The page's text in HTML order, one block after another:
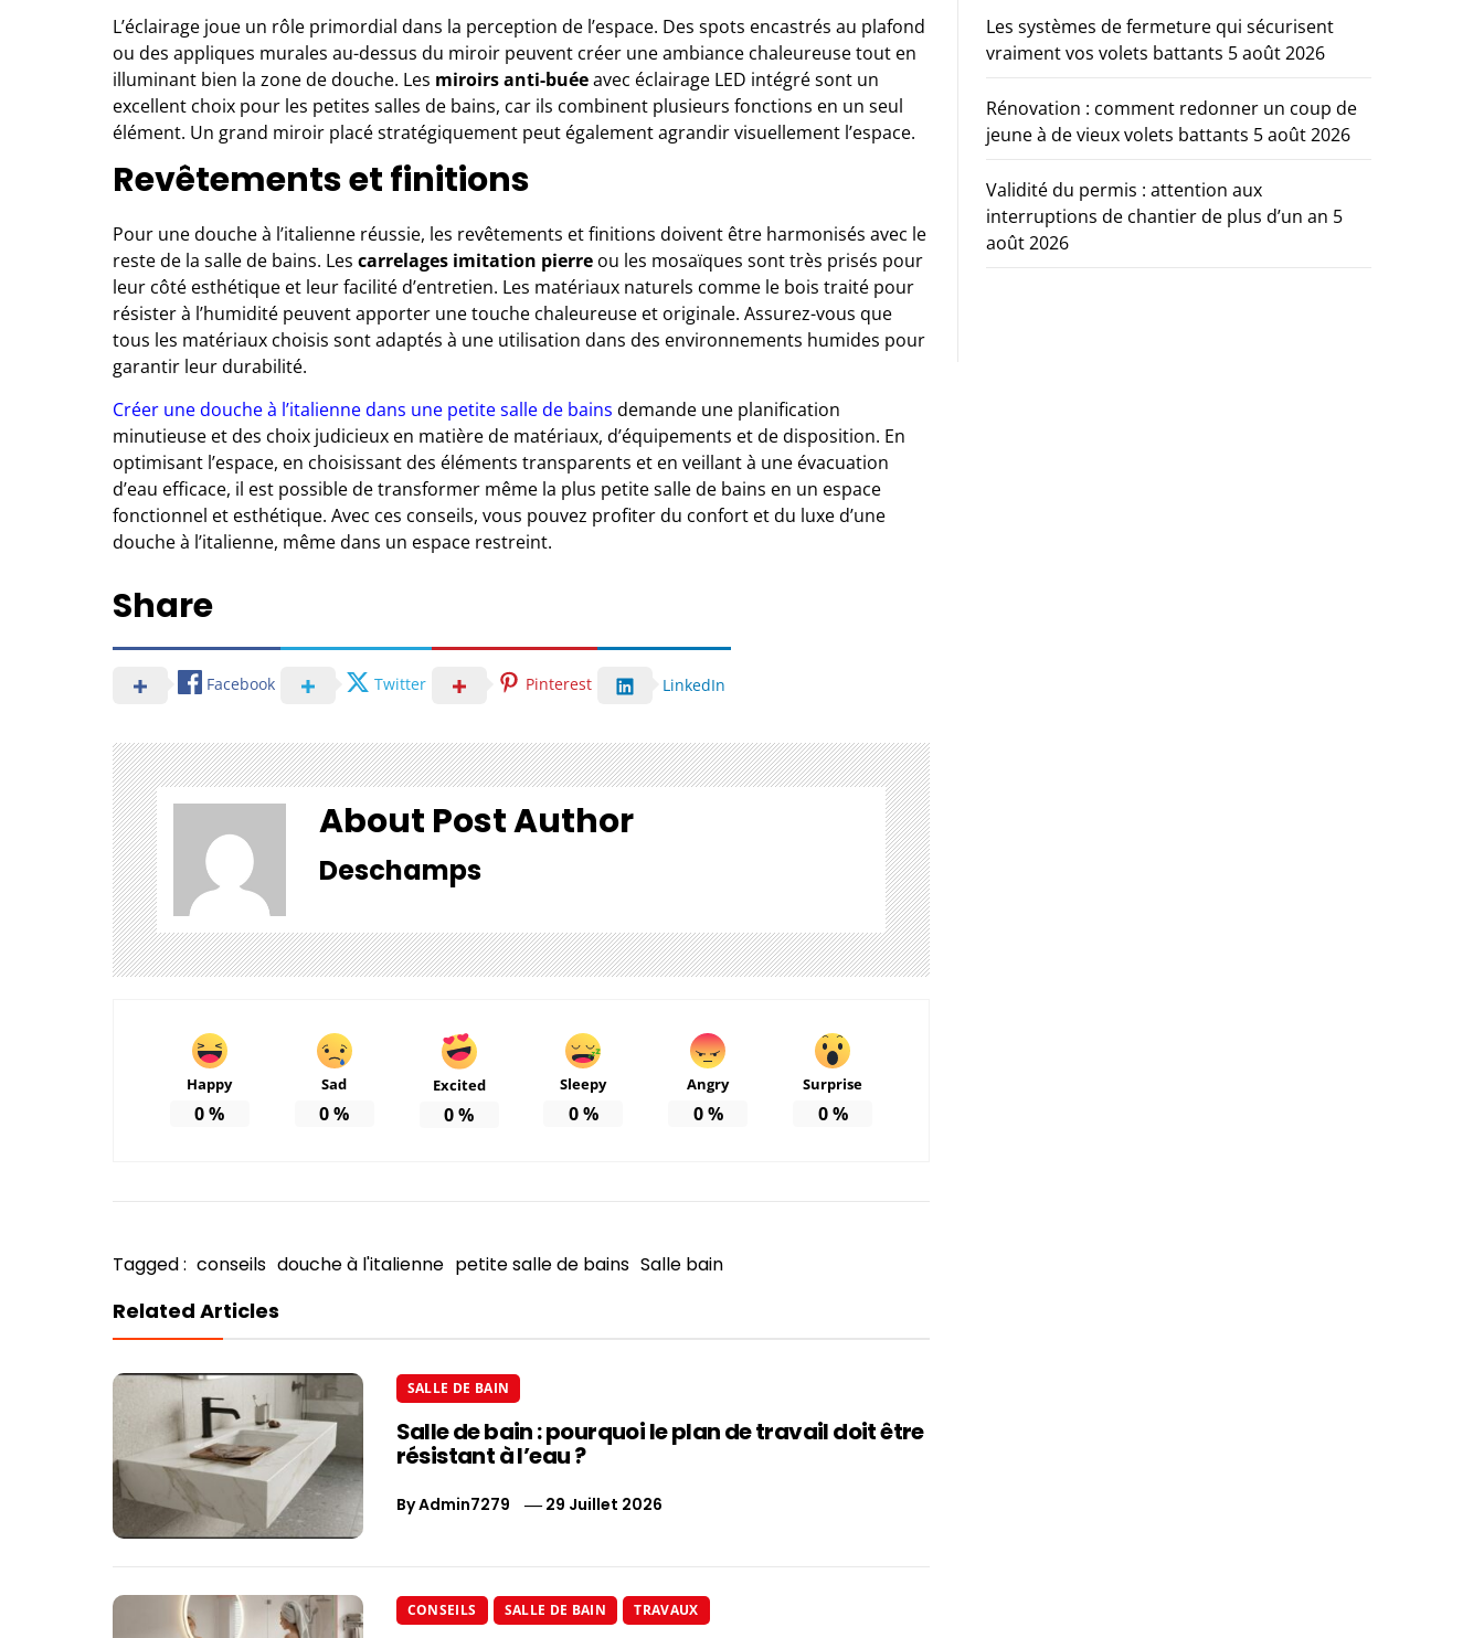
L’éclairage joue un rôle primordial dans la perception de l’espace. Des spots encastrés au plafond
ou des appliques murales au-dessus du miroir peuvent créer une ambiance chaleureuse tout en
illuminant bien la zone de douche. Les miroirs anti-buéeavec éclairage LED intégré sont un
excellent choix pour les petites salles de bains, car ils combinent plusieurs fonctions en un seul
élément. Un grand miroir placé stratégiquement peut également agrandir visuellement l’espace.
Revêtements et finitions
Pour une douche à l’italienne réussie, les revêtements et finitions doivent être harmonisés avec le
reste de la salle de bains. Les carrelages imitation pierre ou les mosaïques sont très prisés pour
leur côté esthétique et leur facilité d’entretien. Les matériaux naturels comme le bois traité pour
résister à l’humidité peuvent apporter une touche chaleureuse et originale. Assurez-vous que
tous les matériaux choisis sont adaptés à une utilisation dans des environnements humides pour
garantir leur durabilité.
Créer une douche à l’italienne dans une petite salle de bains demande une planification
minutieuse et des choix judicieux en matière de matériaux, d’équipements et de disposition. En
optimisant l’espace, en choisissant des éléments transparents et en veillant à une évacuation
d’eau efficace, il est possible de transformer même la plus petite salle de bains en un espace
fonctionnel et esthétique. Avec ces conseils, vous pouvez profiter du confort et du luxe d’une
douche à l’italienne, même dans un espace restreint.
Share
Facebook Twitter Pinterest LinkedIn
About Post Author
Deschamps
Happy
0%
Sad
0%
Excited
0%
Sleepy
0%
Angry
0%
Surprise
0%
Tagged : conseils douche à l'italienne petite salle de bains Salle bain
Related Articles
SALLE DE BAIN
Salle de bain : pourquoi le plan de travail doit être
résistant à l’eau ?
ByAdmin7279 29 Juillet 2026
CONSEILS SALLE DE BAIN TRAVAUX
Les systèmes de fermeture qui sécurisent
vraiment vos volets battants 5 août 2026
Rénovation : comment redonner un coup de
jeune à de vieux volets battants 5 août 2026
Validité du permis : attention aux
interruptions de chantier de plus d’un an 5
août 2026